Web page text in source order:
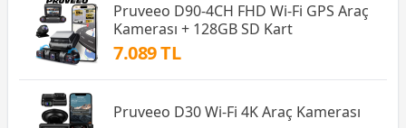
Pruveeo D90-4CH FHD Wi-Fi GPS Araç
Kamerası + 128GB SD Kart
7.089 TL
Pruveeo D30 Wi-Fi 4K Araç Kamerası